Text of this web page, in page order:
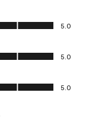
5.0
5.0
5.0